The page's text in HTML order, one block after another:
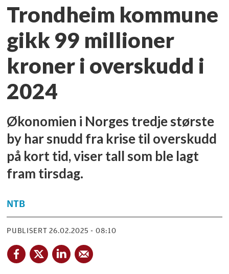
Trondheim kommune
gikk 99 millioner
kroner i overskudd i
2024
Økonomien i Norges tredje største
by har snudd fra krise til overskudd
på kort tid, viser tall som ble lagt
fram tirsdag.
NTB
PUBLISERT 26.02.2025 - 08:10